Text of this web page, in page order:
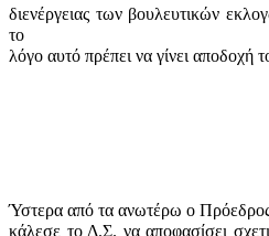
διενέργειας των βουλευτικών
το
λόγο αυτό πρέπει να γίνει
Ύστερα από τα ανωτέρω ο
κάλεσε το Δ.Σ. να αποφασίσει